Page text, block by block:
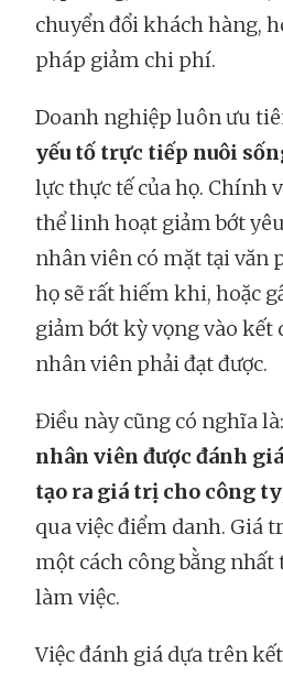
chuyển đổi khách hàng,
pháp giảm chi phí.
Doanh nghiệp luôn ưu
yếu tố trực tiếp nuôi
lực thực tế của họ. Chính
thể linh hoạt giảm bớt
nhân viên có mặt tại văn
họ sẽ rất hiếm khi, hoặc
giảm bớt kỳ vọng vào kết
nhân viên phải đạt được.
Điều này cũng có nghĩa là:
nhân viên được đánh
tạo ra giá trị cho công ty
qua việc điểm danh. Giá
một cách công bằng
làm việc.
Việc đánh giá dựa trên